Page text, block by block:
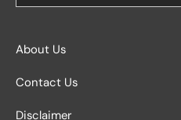
About Us
Contact Us
Disclaimer